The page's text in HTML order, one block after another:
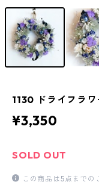
1130 ドライフラ
¥3,350
SOLD OUT
この商品は5点までの